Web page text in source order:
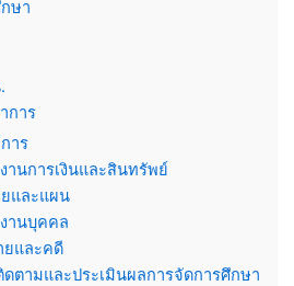
ษา
การ
าร
นการเงินและสินทรัพย์
และแผน
านบุคคล
และคดี
ตามและประเมินผลการจัดการศึกษา